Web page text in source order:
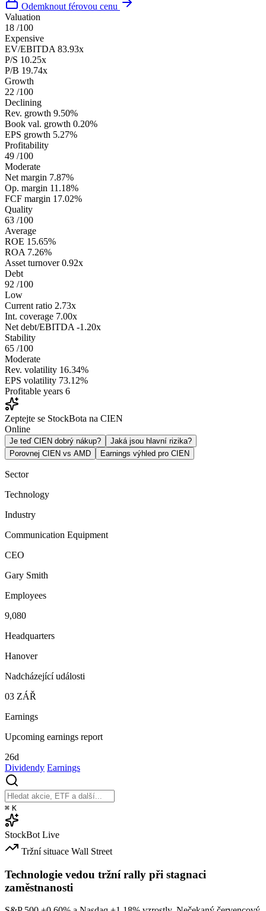
Odemknout férovou cenu
Valuation
18 /100
Expensive
EV/EBITDA 83.93x
P/S 10.25x
P/B 19.74x
Growth
22 /100
Declining
Rev. growth 9.50%
Book val. growth 0.20%
EPS growth 5.27%
Profitability
49 /100
Moderate
Net margin 7.87%
Op. margin 11.18%
FCF margin 17.02%
Quality
63 /100
Average
ROE 15.65%
ROA 7.26%
Asset turnover 0.92x
Debt
92 /100
Low
Current ratio 2.73x
Int. coverage 7.00x
Net debt/EBITDA -1.20x
Stability
65 /100
Moderate
Rev. volatility 16.34%
EPS volatility 73.12%
Profitable years 6
Zeptejte se StockBota na CIEN
Online
Je teď CIEN dobrý nákup?
Jaká jsou hlavní rizika?
Porovnej CIEN vs AMD
Earnings výhled pro CIEN
Sector
Technology
Industry
Communication Equipment
CEO
Gary Smith
Employees
9,080
Headquarters
Hanover
Nadcházející události
03 ZÁŘ
Earnings
Upcoming earnings report
26d
Dividendy Earnings
⌘ K
StockBot Live
Tržní situace Wall Street
Technologie vedou tržní rally při stagnaci
zaměstnanosti